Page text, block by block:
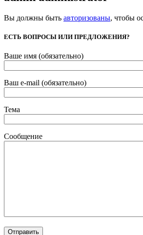
Вы должны быть авторизованы, чтобы
ЕСТЬ ВОПРОСЫ ИЛИ ПРЕДЛОЖЕНИЯ?
Ваше имя (обязательно)
Ваш e-mail (обязательно)
Тема
Сообщение